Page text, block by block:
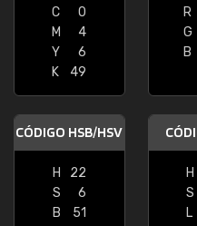
C
0
M
4
Y
6
K
49
R
G
B
CÓDIGO HSB/HSV
H
22
S
6
B
51
H
S
L